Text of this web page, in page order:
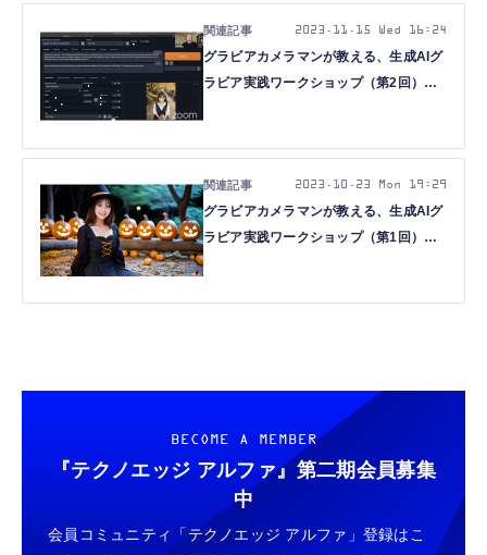
グラビアカメラマンが教える、生成AIグ
ラビア実践ワークショップ（第2回）を
2023.11.15 Wed 16:24
グラビアカメラマンが教える、生成AIグ
ラビア実践ワークショップ（第1回）を
2023.10.23 Mon 19:29
BECOME A MEMBER
『テクノエッジ アルファ』 第二期会員募集
中
会員コミュニティ「テクノエッジ アルファ」登録はこ